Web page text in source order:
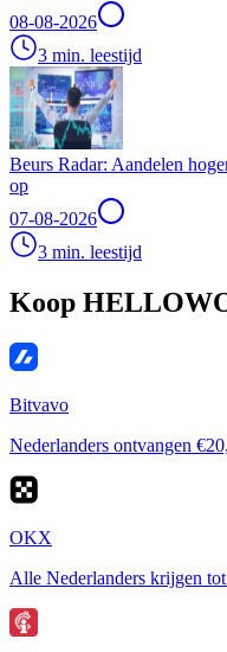
08-08-2026
3 min. leestijd
Beurs Radar: Aandelen
op
07-08-2026
3 min. leestijd
Koop
Bitvavo
Nederlanders ontvangen
OKX
Alle Nederlanders krijgen